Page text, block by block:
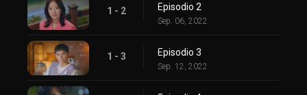
1 - 2 Episodio 2
Sep. 06, 2022
1 - 3 Episodio 3
Sep. 12, 2022